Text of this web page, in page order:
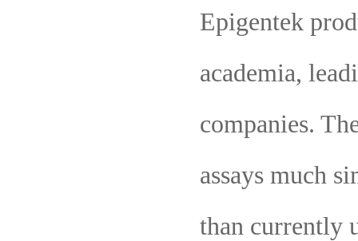
Epigentek
academia,
companies.
assays much
than currently